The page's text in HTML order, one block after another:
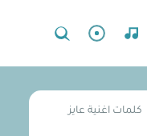
كلمات اغنية عايز